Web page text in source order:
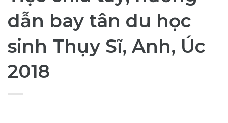
dẫn bay tân du học
sinh Thụy Sĩ, Anh, Úc
2018